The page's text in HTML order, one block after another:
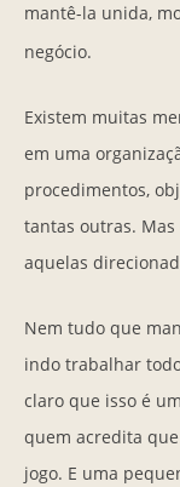
mantê-la unida,
negócio.
Existem muitas
em uma
procedimentos,
tantas outras.
aquelas
Nem tudo que
indo trabalhar
claro que isso é
quem acredita
jogo. E uma